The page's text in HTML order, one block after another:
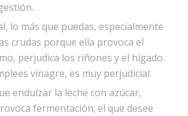
lo más que puedas, especialmente
crudas porque ella provoca el
perjudica los riñones y el hígado.
vinagre, es muy perjudicial.
endulzar la leche con azúcar,
fermentación; el que desee